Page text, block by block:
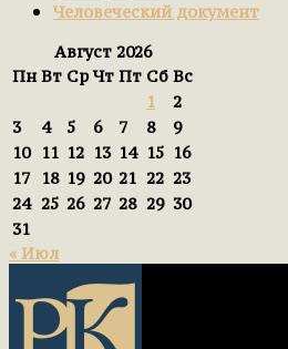
Человеческий документ
Август 2026
Пн Вт Ср Чт Пт Сб Вс
1
2
3
4 5 6 7 8
9
10
11 12 13 14 15 16
17
18 19 20 21 22 23
24 25 26 27 28 29 30
31
« Июл